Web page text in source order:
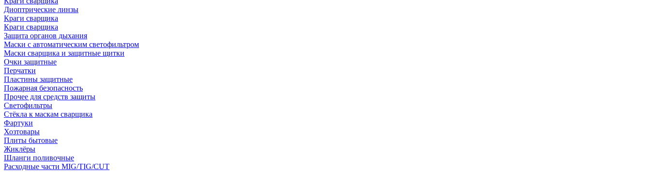
Диоптрические линзы
Краги сварщика
Краги сварщика
Защита органов дыхания
Маски с автоматическим светофильтром
Маски сварщика и защитные щитки
Очки защитные
Перчатки
Пластины защитные
Пожарная безопасность
Прочее для средств защиты
Светофильтры
Стёкла к маскам сварщика
Фартуки
Хозтовары
Плиты бытовые
Жиклёры
Шланги поливочные
Расходные части MIG/TIG/CUT